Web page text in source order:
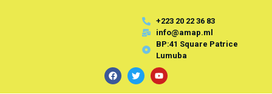
+223 20 22 36 83
info@amap.ml
BP:41 Square Patrice
Lumuba